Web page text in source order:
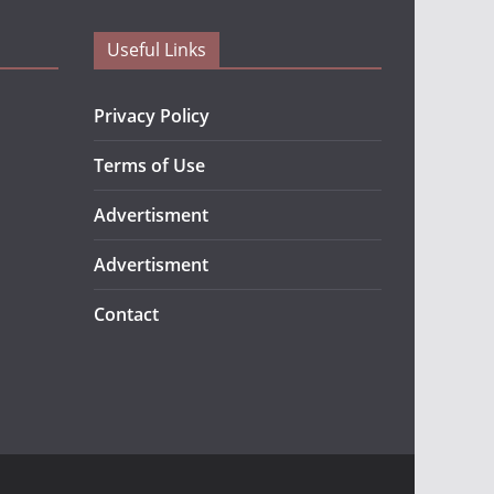
Useful Links
Privacy Policy
Terms of Use
Advertisment
Advertisment
Contact